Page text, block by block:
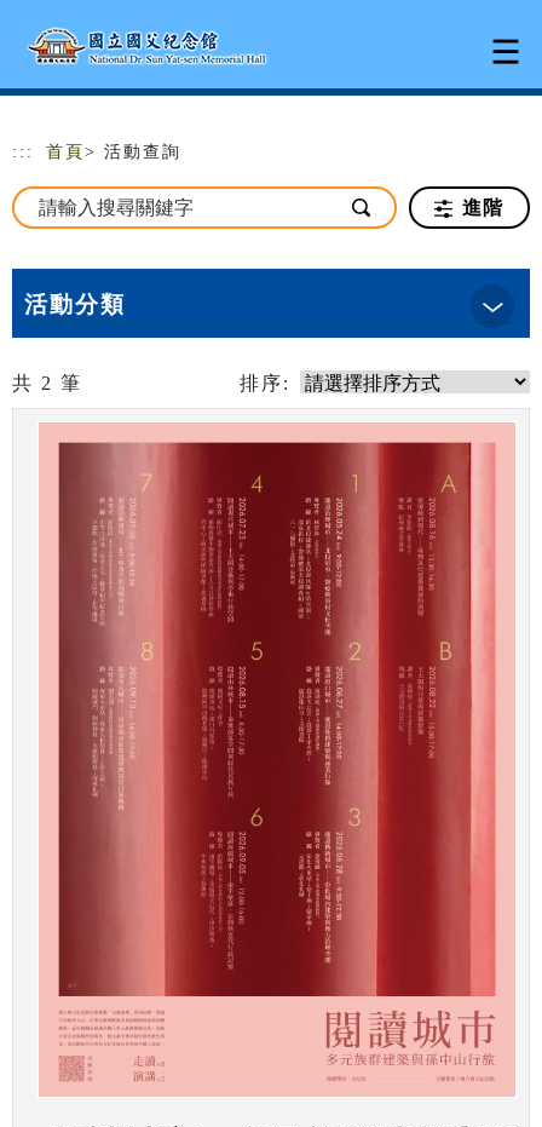
::: 首頁 > 活動查詢
進階
活動分類
共 2 筆 排序: